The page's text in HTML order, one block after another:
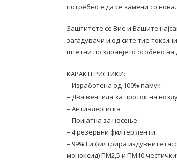
потребно е да се замени со нова.
Заштитете се Вие и Вашите
загадувачи и од сите тие
штетни по здравјето особено на
КАРАКТЕРИСТИКИ:
– Изработена од 100% памук
– Два вентила за проток на
– Антиалергиска
– Пријатна за носење
– 4 резервни филтер ленти
– 99% Ги филтрира издувните
моноксид) ПМ2,5 и ПМ10